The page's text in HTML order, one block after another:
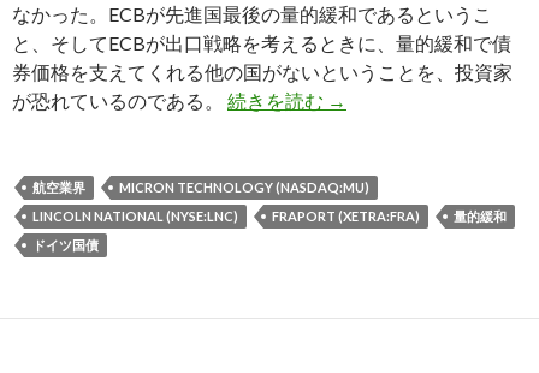
なかった。ECBが先進国最後の量的緩和であるというこ
と、そしてECBが出口戦略を考えるときに、量的緩和で債
券価格を支えてくれる他の国がないということを、投資家
が恐れているのである。 続きを読む 長期金利が世界的に上
→
航空業界
MICRON TECHNOLOGY (NASDAQ:MU)
LINCOLN NATIONAL (NYSE:LNC)
FRAPORT (XETRA:FRA)
量的緩和
ドイツ国債